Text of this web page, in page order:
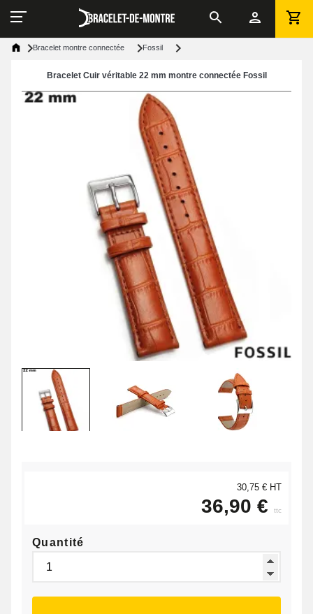
Bracelet montre connectée Fossil
Bracelet Cuir véritable 22 mm montre connectée Fossil
30,75 € HT
36,90 € ttc
Quantité